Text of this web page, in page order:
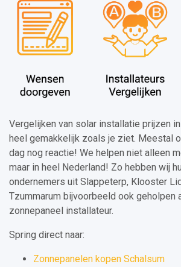
Vergelijken van solar installatie prijzen
heel gemakkelijk zoals je ziet. Meestal
dag nog reactie! We helpen niet alleen
maar in heel Nederland! Zo hebben wij
ondernemers uit Slappeterp, Klooster
Tzummarum bijvoorbeeld ook geholpen
zonnepaneel installateur.
Spring direct naar:
Zonnepanelen kopen Schalsum